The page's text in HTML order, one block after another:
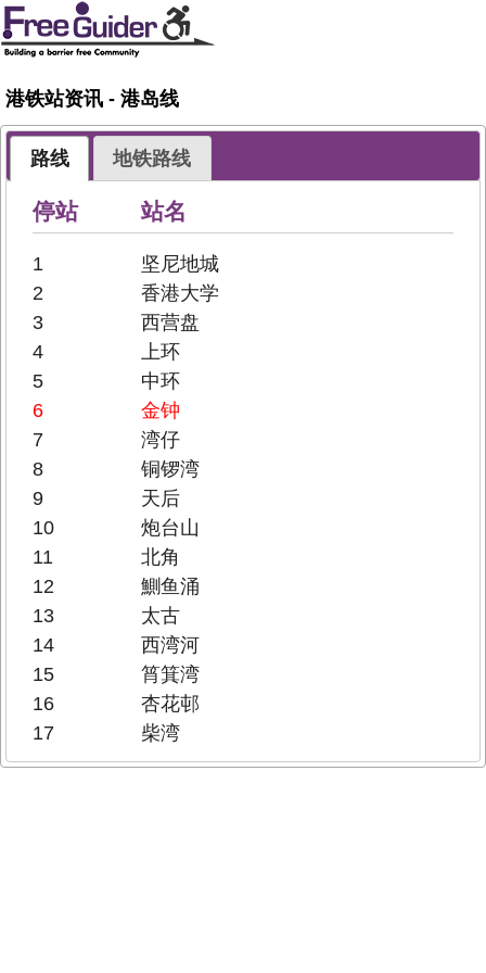
港铁站资讯 - 港岛线
路线 地铁路线
停站 站名
1
坚尼地城
2
香港大学
3
西营盘
4
上环
5
中环
6
金钟
7
湾仔
8
铜锣湾
9
天后
10
炮台山
11
北角
12
鰂鱼涌
13
太古
14
西湾河
15
筲箕湾
16
杏花邨
17
柴湾